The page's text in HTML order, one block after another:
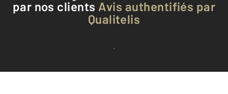
par nos clients Avis authentifiés par
Qualitelis
Voir tous les avis clients